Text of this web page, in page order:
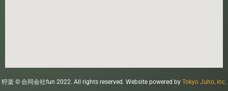
狩楽 © 合同会社fun 2022. All rights reserved. Website powered by Tokyo Juho, Inc.